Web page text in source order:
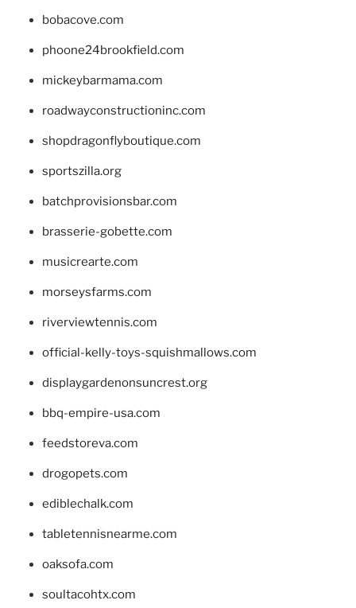
bobacove.com
phoone24brookfield.com
mickeybarmama.com
roadwayconstructioninc.com
shopdragonflyboutique.com
sportszilla.org
batchprovisionsbar.com
brasserie-gobette.com
musicrearte.com
morseysfarms.com
riverviewtennis.com
official-kelly-toys-squishmallows.com
displaygardenonsuncrest.org
bbq-empire-usa.com
feedstoreva.com
drogopets.com
ediblechalk.com
tabletennisnearme.com
oaksofa.com
soultacohtx.com